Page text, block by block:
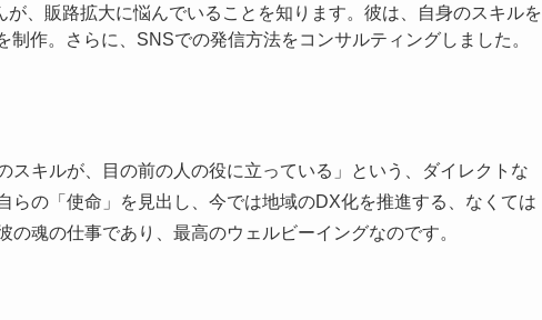
が、販路拡大に悩んでいることを知ります。彼は、自身のスキルを
作。さらに、SNSでの発信方法をコンサルティングしました。
スキルが、目の前の人の役に立っている」という、ダイレクトな
らの「使命」を見出し、今では地域のDX化を推進する、なくては
魂の仕事であり、最高のウェルビーイングなのです。